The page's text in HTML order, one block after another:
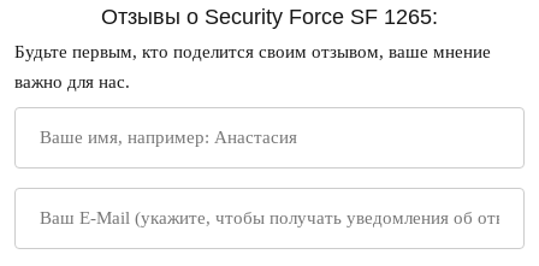
Отзывы о Security Force SF 1265:
Будьте первым, кто поделится своим отзывом, ваше мнение
важно для нас.